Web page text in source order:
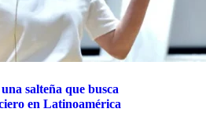
salteña que busca
en Latinoamérica